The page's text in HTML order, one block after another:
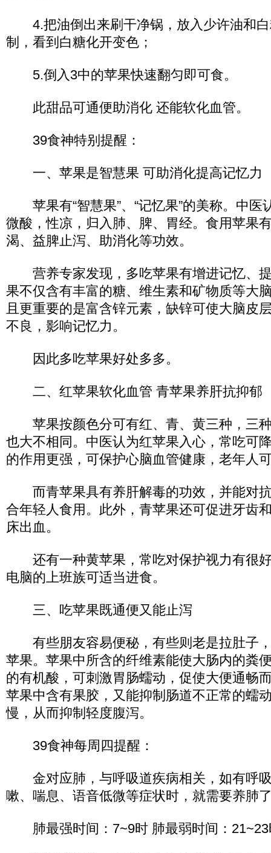
4.把油倒出来刷干净锅，放入少许油和白
制，看到白糖化开变色；
5.倒入3中的苹果快速翻匀即可食。
此甜品可通便助消化 还能软化血管。
39食神特别提醒：
一、苹果是智慧果 可助消化提高记忆力
苹果有“智慧果”、“记忆果”的美称。中医
微酸，性凉，归入肺、脾、胃经。食用苹果
渴、益脾止泻、助消化等功效。
营养专家发现，多吃苹果有增进记忆、
果不仅含有丰富的糖、维生素和矿物质等大
且更重要的是富含锌元素，缺锌可使大脑皮
不良，影响记忆力。
因此多吃苹果好处多多。
二、红苹果软化血管 青苹果养肝抗抑郁
苹果按颜色分可有红、青、黄三种，三
也大不相同。中医认为红苹果入心，常吃可
的作用更强，可保护心脑血管健康，老年人
而青苹果具有养肝解毒的功效，并能对
合年轻人食用。此外，青苹果还可促进牙齿
床出血。
还有一种黄苹果，常吃对保护视力有很
电脑的上班族可适当进食。
三、吃苹果既通便又能止泻
有些朋友容易便秘，有些则老是拉肚子
苹果。苹果中所含的纤维素能使大肠内的粪
的有机酸，可刺激胃肠蠕动，促使大便通畅
苹果中含有果胶，又能抑制肠道不正常的蠕
慢，从而抑制轻度腹泻。
39食神每周四提醒：
金对应肺，与呼吸道疾病相关，如有呼
嗽、喘息、语音低微等症状时，就需要养肺
肺最强时间：7~9时 肺最弱时间：21~23